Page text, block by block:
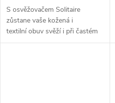
S osvěžovačem Solitaire
zůstane vaše kožená i
textilní obuv svěží i při častém
používání. Sprej do bot má